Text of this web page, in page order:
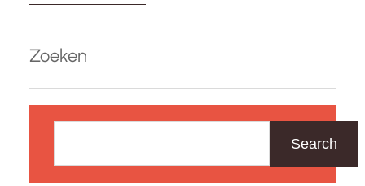
op het vervangen van één of meerdere
maaltijden per dag door…
Zoeken
Search